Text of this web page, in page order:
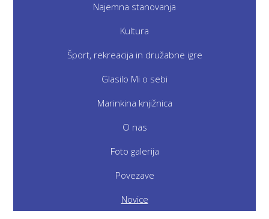
Najemna stanovanja
Kultura
Šport, rekreacija in družabne igre
Glasilo Mi o sebi
Marinkina knjižnica
O nas
Foto galerija
Povezave
Novice